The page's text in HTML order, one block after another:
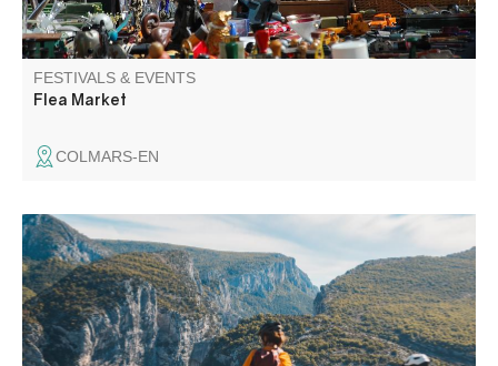
FESTIVALS & EVENTS
Flea Market
COLMARS-EN
Quel bonheur de faire la route des Crêtes sans le bruit
des moteurs ! Venez vivre cette expérience unique avec
vos vélos ou en effectuant une locations auprès de nos
prestataires (pourquoi pas électriques?).